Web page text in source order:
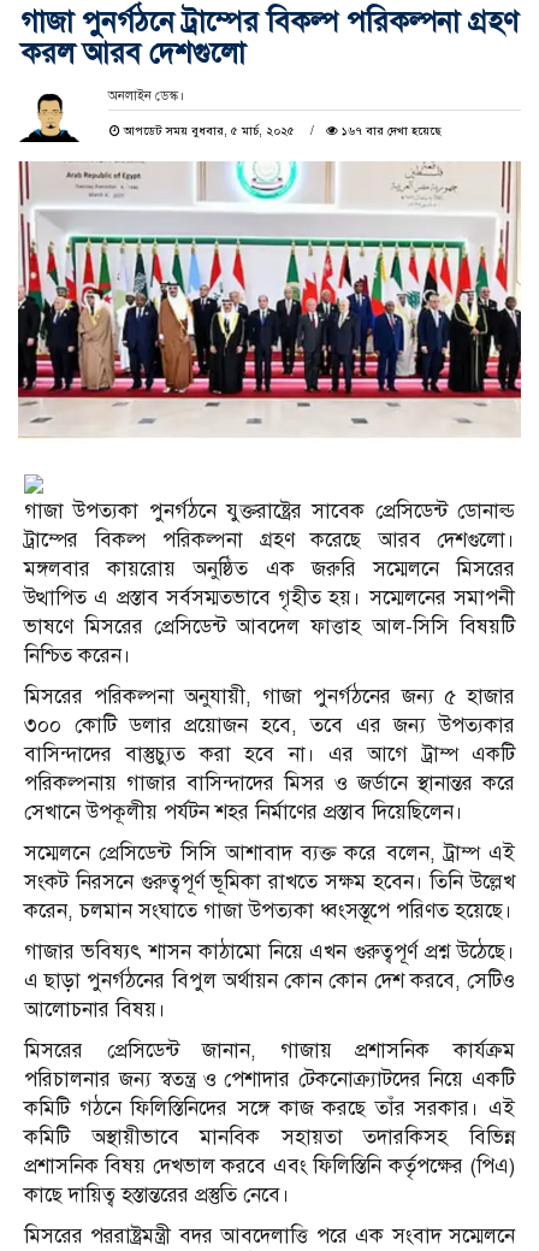
গাজা পুনর্গঠনে ট্রাম্পের বিকল্প পরিকল্পনা গ্রহণ
করল আরব দেশগুলো
অনলাইন ডেস্ক।
আপডেট সময় বুধবার, ৫ মার্চ, ২০২৫ ১৬৭ বার দেখা হয়েছে
গাজা উপত্যকা পুনর্গঠনে যুক্তরাষ্ট্রের সাবেক প্রেসিডেন্ট ডোনাল্ড
ট্রাম্পের বিকল্প পরিকল্পনা গ্রহণ করেছে আরব দেশগুলো।
মঙ্গলবার কায়রোয় অনুষ্ঠিত এক জরুরি সম্মেলনে মিসরের
উত্থাপিত এ প্রস্তাব সর্বসম্মতভাবে গৃহীত হয়। সম্মেলনের সমাপনী
ভাষণে মিসরের প্রেসিডেন্ট আবদেল ফাত্তাহ আল-সিসি বিষয়টি
নিশ্চিত করেন।
মিসরের পরিকল্পনা অনুযায়ী, গাজা পুনর্গঠনের জন্য ৫ হাজার
৩০০ কোটি ডলার প্রয়োজন হবে, তবে এর জন্য উপত্যকার
বাসিন্দাদের বাস্তুচ্যুত করা হবে না। এর আগে ট্রাম্প একটি
পরিকল্পনায় গাজার বাসিন্দাদের মিসর ও জর্ডানে স্থানান্তর করে
সেখানে উপকূলীয় পর্যটন শহর নির্মাণের প্রস্তাব দিয়েছিলেন।
সম্মেলনে প্রেসিডেন্ট সিসি আশাবাদ ব্যক্ত করে বলেন, ট্রাম্প এই
সংকট নিরসনে গুরুত্বপূর্ণ ভূমিকা রাখতে সক্ষম হবেন। তিনি উল্লেখ
করেন, চলমান সংঘাতে গাজা উপত্যকা ধ্বংসস্তূপে পরিণত হয়েছে।
গাজার ভবিষ্যৎ শাসন কাঠামো নিয়ে এখন গুরুত্বপূর্ণ প্রশ্ন উঠেছে।
এ ছাড়া পুনর্গঠনের বিপুল অর্থায়ন কোন কোন দেশ করবে, সেটিও
আলোচনার বিষয়।
মিসরের প্রেসিডেন্ট জানান, গাজায় প্রশাসনিক কার্যক্রম
পরিচালনার জন্য স্বতন্ত্র ও পেশাদার টেকনোক্র্যাটদের নিয়ে একটি
কমিটি গঠনে ফিলিস্তিনিদের সঙ্গে কাজ করছে তাঁর সরকার। এই
কমিটি অস্থায়ীভাবে মানবিক সহায়তা তদারকিসহ বিভিন্ন
প্রশাসনিক বিষয় দেখভাল করবে এবং ফিলিস্তিনি কর্তৃপক্ষের (পিএ)
কাছে দায়িত্ব হস্তান্তরের প্রস্তুতি নেবে।
মিসরের পররাষ্ট্রমন্ত্রী বদর আবদেলাত্তি পরে এক সংবাদ সম্মেলনে